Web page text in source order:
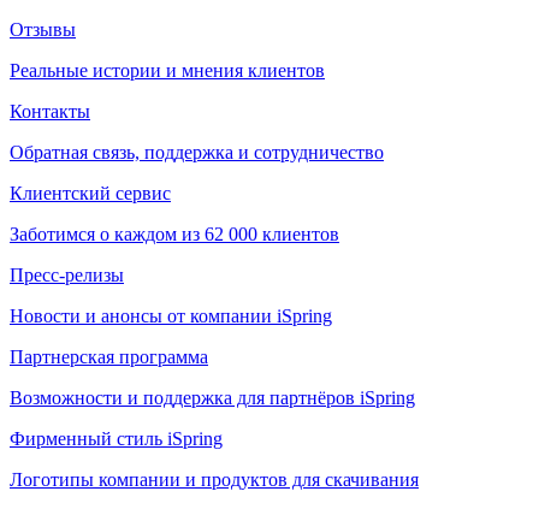
Отзывы
Реальные истории и мнения клиентов
Контакты
Обратная связь, поддержка и сотрудничество
Клиентский сервис
Заботимся о каждом из 62 000 клиентов
Пресс-релизы
Новости и анонсы от компании iSpring
Партнерская программа
Возможности и поддержка для партнёров iSpring
Фирменный стиль iSpring
Логотипы компании и продуктов для скачивания